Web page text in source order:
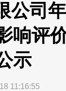
公司
响评
示
11:16:55